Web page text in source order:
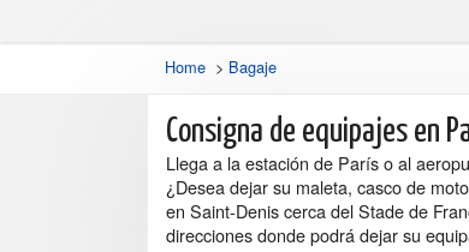
Home > Bagaje
Consigna de equipajes en
Llega a la estación de París o al
¿Desea dejar su maleta, casco de
en Saint-Denis cerca del Stade de
direcciones donde podrá dejar su